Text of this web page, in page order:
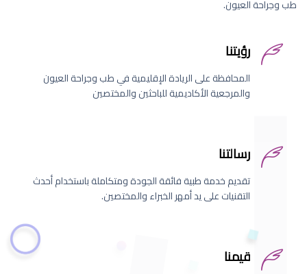
طب وجراحة العيون.
رؤيتنا
المحافظة على الريادة الإقليمية في طب وجراحة العيون
والمرجعية الأكاديمية للباحثين والمختصين
رسالتنا
تقديم خدمة طبية فائقة الجودة ومتكاملة باستخدام أحدث
التقنيات على يد أمهر الخبراء والمختصين.
قيمنا